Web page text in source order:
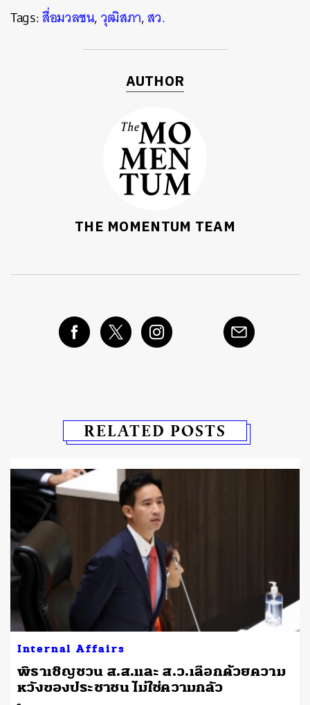
Tags:สื่อมวลชน,วุฒิสภา,สว.
AUTHOR
THE MOMENTUM TEAM
RELATED POSTS
Internal Affairs
พิธาเชิญชวน ส.ส.และ ส.ว.เลือกด้วยความ
หวังของประชาชน ไม่ใช่ความกลัว